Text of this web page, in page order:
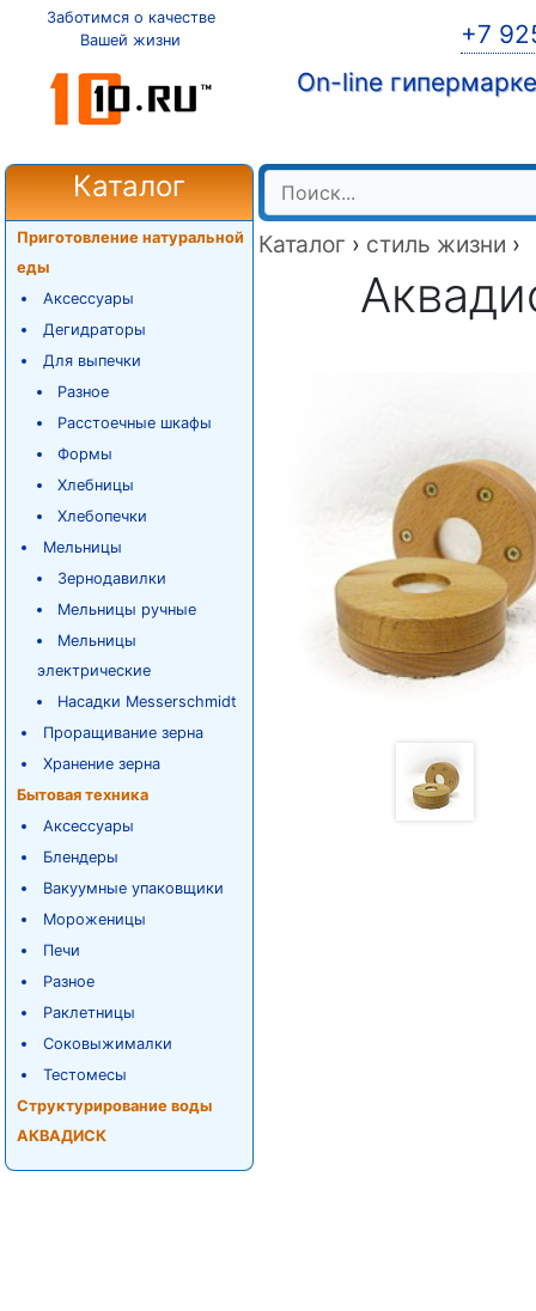
Заботимся о качестве
Вашей жизни
+7
On-line
Каталог
Приготовление натуральной
еды
Аксессуары
Дегидраторы
Для выпечки
Разное
Расстоечные шкафы
Формы
Хлебницы
Хлебопечки
Мельницы
Зернодавилки
Мельницы ручные
Мельницы
электрические
Насадки Messerschmidt
Проращивание зерна
Хранение зерна
Бытовая техника
Аксессуары
Блендеры
Вакуумные упаковщики
Мороженицы
Печи
Разное
Раклетницы
Соковыжималки
Тестомесы
Структурирование воды
АКВАДИСК
Каталог › стиль жизни ›